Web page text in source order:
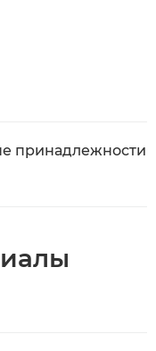
принадлежности